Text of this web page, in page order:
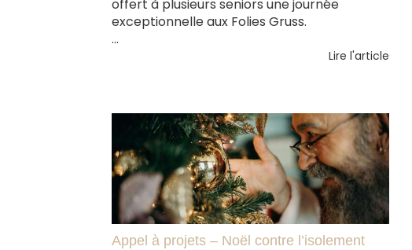
offert à plusieurs seniors une journée
exceptionnelle aux Folies Gruss.
...
Lire l'article
Appel à projets – Noël contre l’isolement